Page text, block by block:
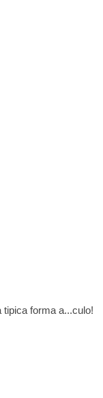
forma a...culo!